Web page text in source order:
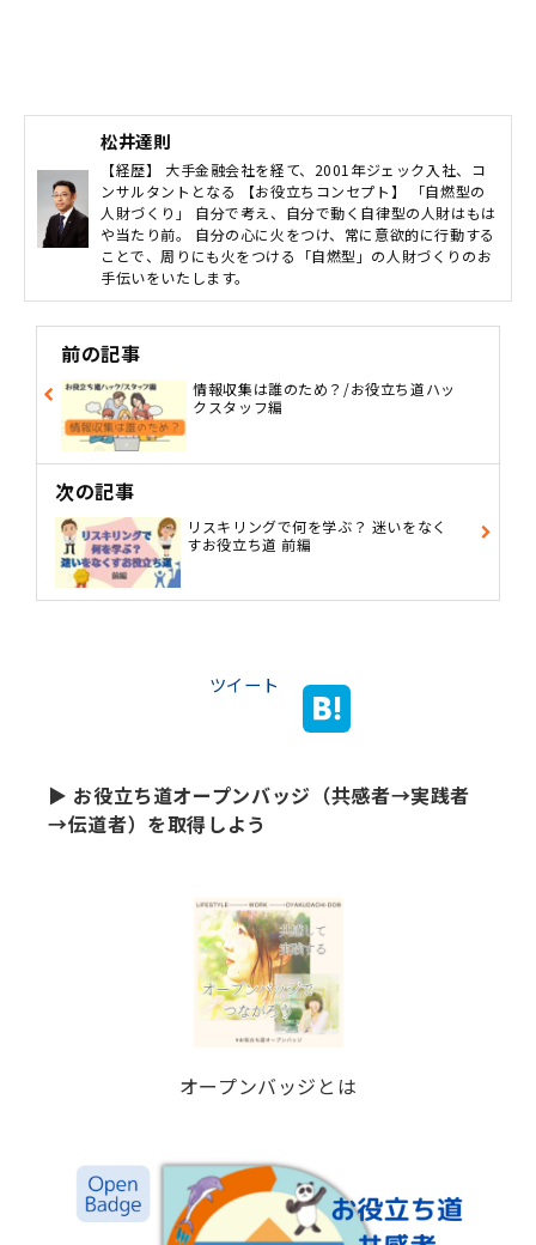
松井達則
【経歴】 大手金融会社を経て、2001年ジェック入社、コ
ンサルタントとなる 【お役立ちコンセプト】 「自燃型の
人財づくり」 自分で考え、自分で動く自律型の人財はもは
や当たり前。 自分の心に火をつけ、常に意欲的に行動する
ことで、周りにも火をつける「自燃型」の人財づくりのお
手伝いをいたします。
前の記事
情報収集は誰のため？/お役立ち道ハッ
クスタッフ編
次の記事
リスキリングで何を学ぶ？ 迷いをなく
すお役立ち道 前編
ツイート
▶ お役立ち道オープンバッジ（共感者→実践者
→伝道者）を取得しよう
オープンバッジとは